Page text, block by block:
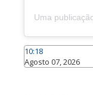
10:18
Agosto 07, 2026